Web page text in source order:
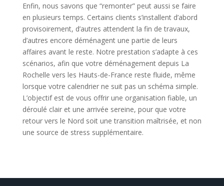
Enfin, nous savons que “remonter” peut aussi se faire
en plusieurs temps. Certains clients s’installent d’abord
provisoirement, d’autres attendent la fin de travaux,
d’autres encore déménagent une partie de leurs
affaires avant le reste. Notre prestation s’adapte à ces
scénarios, afin que votre déménagement depuis La
Rochelle vers les Hauts-de-France reste fluide, même
lorsque votre calendrier ne suit pas un schéma simple.
L’objectif est de vous offrir une organisation fiable, un
déroulé clair et une arrivée sereine, pour que votre
retour vers le Nord soit une transition maîtrisée, et non
une source de stress supplémentaire.